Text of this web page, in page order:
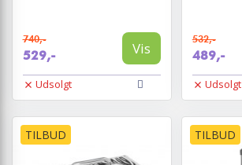
740,-
529,- Vis
Udsolgt
532,-
489,-
Udsolgt
TILBUD TILBUD